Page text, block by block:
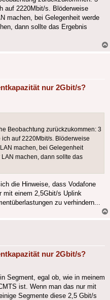
auf 2220Mbit/s. Blöderweise
machen, bei Gelegenheit werde
dann sollte das Ergebnis
nur 2Gbit/s?
Beobachtung zurückzukommen: 3
auf 2220Mbit/s. Blöderweise
machen, bei Gelegenheit
machen, dann sollte das
die Hinweise, dass Vodafone
mit einem 2,5Gbit/s Uplink
zu verhindern...
nur 2Gbit/s?
Segment, egal ob, wie in meinem
ist. Wenn man das nur mit
Segmente diese 2,5 Gbit/s